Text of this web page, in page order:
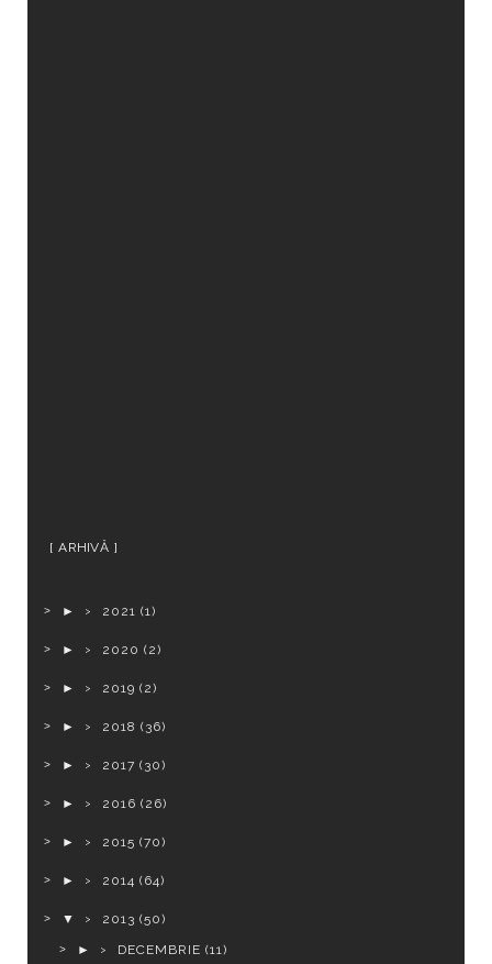
ARHIVĂ
► 2021 (1)
► 2020 (2)
► 2019 (2)
► 2018 (36)
► 2017 (30)
► 2016 (26)
► 2015 (70)
► 2014 (64)
▼ 2013 (50)
►
DECEMBRIE(11)